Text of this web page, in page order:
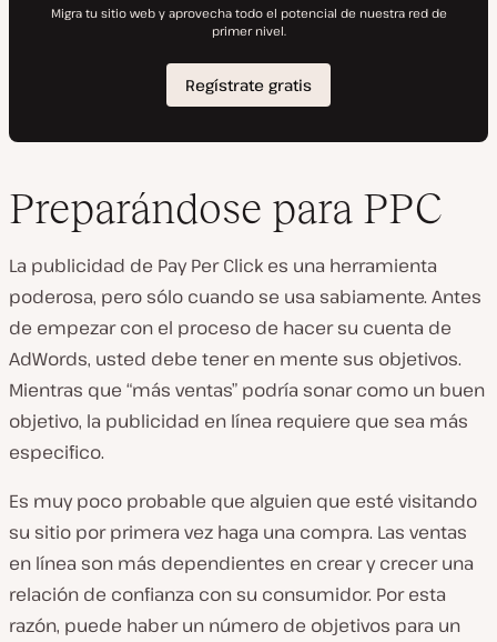
Preparándose para PPC
La publicidad de Pay Per Click es una herramienta
poderosa, pero sólo cuando se usa sabiamente. Antes
de empezar con el proceso de hacer su cuenta de
AdWords, usted debe tener en mente sus objetivos.
Mientras que “más ventas” podría sonar como un buen
objetivo, la publicidad en línea requiere que sea más
especifico.
Es muy poco probable que alguien que esté visitando
su sitio por primera vez haga una compra. Las ventas
en línea son más dependientes en crear y crecer una
relación de confianza con su consumidor. Por esta
razón, puede haber un número de objetivos para un